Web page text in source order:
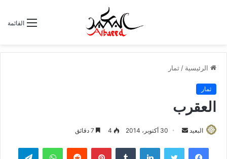
القائمة
الرئيسية / ثمار
ثمار
العقرب
البعيد
س
30 أكتوبر، 2014 4
لينكدإن بينتيريست واتساب